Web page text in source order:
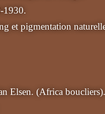
1930.
et pigmentation
Elsen. (Africa boucliers)